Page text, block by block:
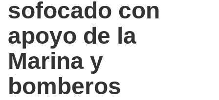
sofocado con
apoyo de la
Marina y
bomberos